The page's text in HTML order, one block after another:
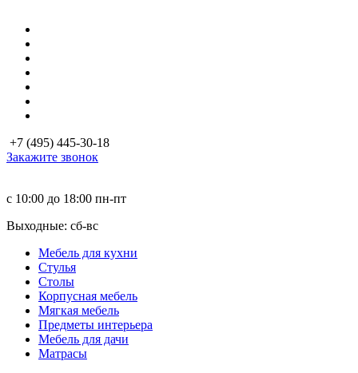
+7 (495) 445-30-18
Закажите звонок
с 10:00 до 18:00 пн-пт
Выходные: сб-вc
Мебель для кухни
Стулья
Столы
Корпусная мебель
Мягкая мебель
Предметы интерьера
Мебель для дачи
Матраcы